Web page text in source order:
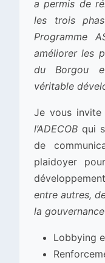
a permis de
les trois
Programme
améliorer les
du Borgou
véritable
Je vous
l’ADECOB qui
de
plaidoyer
entre autres,
la
Lobbying